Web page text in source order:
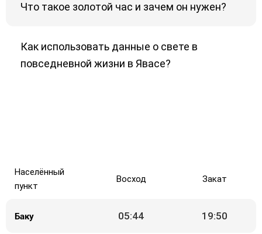
Что такое золотой час и зачем он нужен?
Как использовать данные о свете в
повседневной жизни в Явасе?
Населённый
пункт
Восход Закат
Баку 05:44 19:50